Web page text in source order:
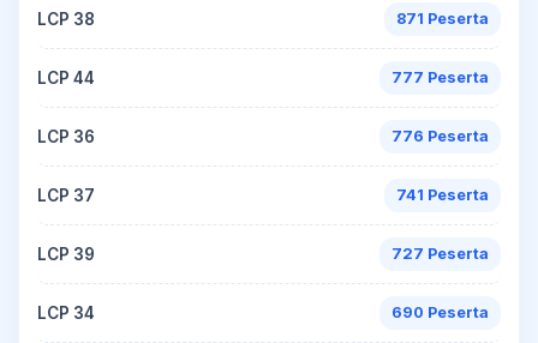
LCP 38 871 Peserta
LCP 44 777 Peserta
LCP 36 776 Peserta
LCP 37 741 Peserta
LCP 39 727 Peserta
LCP 34 690 Peserta